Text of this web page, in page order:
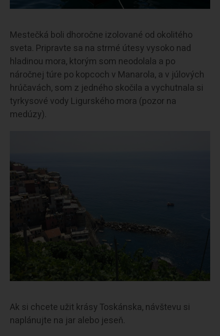
Mestečká boli dhoročne izolované od okolitého
sveta. Pripravte sa na strmé útesy vysoko nad
hladinou mora, ktorým som neodolala a po
náročnej túre po kopcoch v Manarola, a v júlových
hrúčavách, som z jedného skočila a vychutnala si
tyrkysové vody Ligurského mora (pozor na
medúzy).
Ak si chcete užit krásy Toskánska, návštevu si
naplánujte na jar alebo jeseň.